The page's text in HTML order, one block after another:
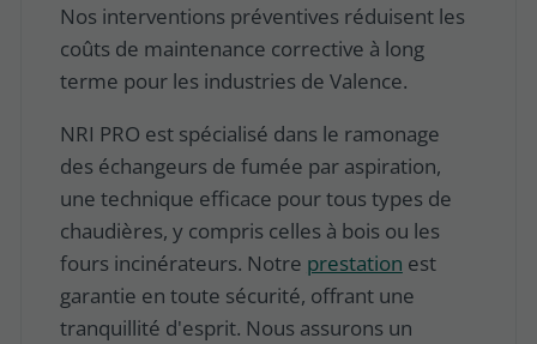
Nos interventions préventives réduisent les
coûts de maintenance corrective à long
terme pour les industries de Valence.
NRI PRO est spécialisé dans le ramonage
des échangeurs de fumée par aspiration,
une technique efficace pour tous types de
chaudières, y compris celles à bois ou les
fours incinérateurs. Notre prestation est
garantie en toute sécurité, offrant une
tranquillité d'esprit. Nous assurons un